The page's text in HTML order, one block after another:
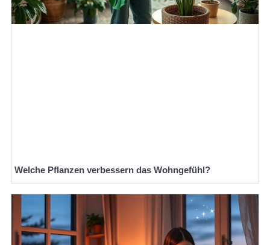
Welche Pflanzen verbessern das Wohngefühl?